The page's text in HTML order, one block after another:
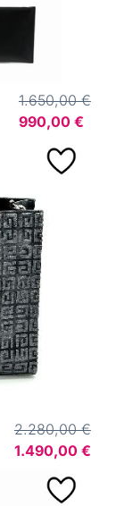
1.650,00 €
990,00 €
2.280,00 €
1.490,00 €